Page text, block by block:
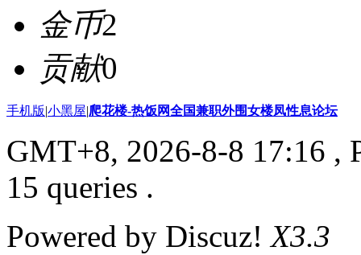
金币2
贡献0
手机版|小黑屋|爬花楼-热饭网全国兼职外围女楼凤性息论坛
GMT+8, 2026-8-8 17:16 ,
15 queries .
Powered by Discuz!X3.3